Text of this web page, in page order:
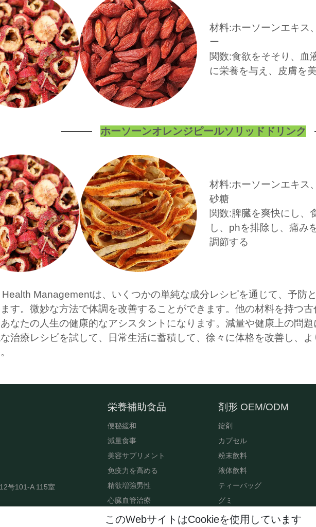
材料:ホーソーンエキス
ー
関数:食欲をそそり、血
に栄養を与え、皮膚を
ホーソーンオレンジピールソリッドドリンク
材料:ホーソーンエキス
砂糖
関数:脾臓を爽快にし、
し、phを排除し、痛み
調節する
Managementは、いくつかの単純な成分レシピを通じて、予防
す。微妙な方法で体調を改善することができます。他の材料を持つ
なたの人生の健康的なアシスタントになります。減量や健康上の問
治療レシピを試して、日常生活に蓄積して、徐々に体格を改善し、
このWebサイトはCookieを使用しています
号101-A 115室
栄養補助食品
便秘緩和
減量食事
美容サプリメント
免疫力を高める
精欲増強男性
心臓血管治療
睡眠サプリ
剤形 OEM/ODM
錠剤
カプセル
粉末飲料
液体飲料
ティーバッグ
グミ